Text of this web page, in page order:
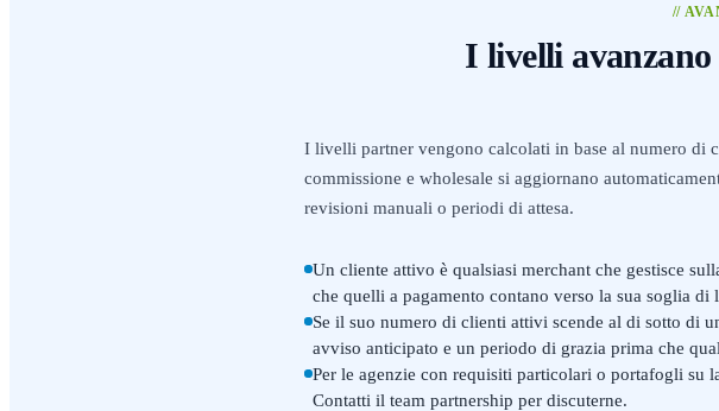
//
I livelli avanzano
I livelli partner vengono calcolati in base al numero di
commissione e wholesale si aggiornano
revisioni manuali o periodi di attesa.
Un cliente attivo è qualsiasi merchant che gestisce
che quelli a pagamento contano verso la sua soglia di
Se il suo numero di clienti attivi scende al di sotto di
avviso anticipato e un periodo di grazia prima che
Per le agenzie con requisiti particolari o portafogli su
Contatti il team partnership per discuterne.